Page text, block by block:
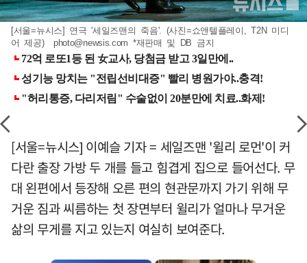
[서울=뉴시스] 연극 '세일즈맨의 죽음'. (사진=쇼앤텔플레이, T2N 미디
어 제공) photo@newsis.com *재판매 및 DB 금지
[서울=뉴시스] 이예슬 기자 = 세일즈맨 '윌리 로먼'이 커
다란 출장 가방 두 개를 들고 힘겹게 집으로 들어선다. 무
대 왼편에서 등장해 오른 편의 현관문까지 가기 위해 무
거운 짐과 씨름하는 첫 장면부터 윌리가 얼마나 무거운
삶의 무게를 지고 있는지 여실히 보여준다.